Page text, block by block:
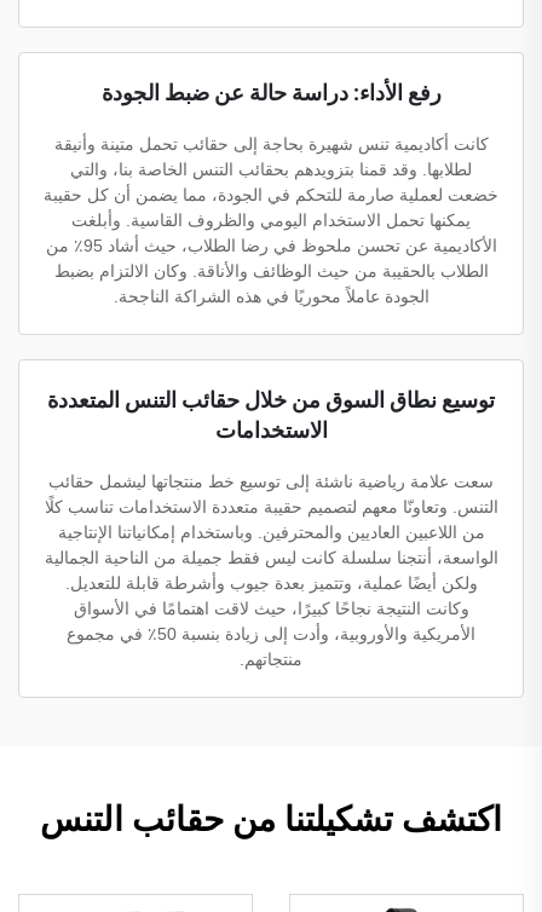
رفع الأداء: دراسة حالة عن ضبط الجودة
كانت أكاديمية تنس شهيرة بحاجة إلى حقائب تحمل متينة وأنيقة
لطلابها. وقد قمنا بتزويدهم بحقائب التنس الخاصة بنا، والتي
خضعت لعملية صارمة للتحكم في الجودة، مما يضمن أن كل حقيبة
يمكنها تحمل الاستخدام اليومي والظروف القاسية. وأبلغت
الأكاديمية عن تحسن ملحوظ في رضا الطلاب، حيث أشاد 95٪ من
الطلاب بالحقيبة من حيث الوظائف والأناقة. وكان الالتزام بضبط
الجودة عاملاً محوريًا في هذه الشراكة الناجحة.
توسيع نطاق السوق من خلال حقائب التنس المتعددة
الاستخدامات
سعت علامة رياضية ناشئة إلى توسيع خط منتجاتها ليشمل حقائب
التنس. وتعاونّا معهم لتصميم حقيبة متعددة الاستخدامات تناسب كلًا
من اللاعبين العاديين والمحترفين. وباستخدام إمكانياتنا الإنتاجية
الواسعة، أنتجنا سلسلة كانت ليس فقط جميلة من الناحية الجمالية
ولكن أيضًا عملية، وتتميز بعدة جيوب وأشرطة قابلة للتعديل.
وكانت النتيجة نجاحًا كبيرًا، حيث لاقت اهتمامًا في الأسواق
الأمريكية والأوروبية، وأدت إلى زيادة بنسبة 50٪ في مجموع
منتجاتهم.
اكتشف تشكيلتنا من حقائب التنس